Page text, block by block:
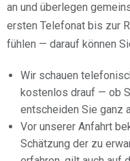
an und überlegen
ersten Telefonat bis zur
fühlen — darauf können
Wir schauen
kostenlos drauf — ob
entscheiden Sie ganz
Vor unserer Anfahrt
Schätzung der zu